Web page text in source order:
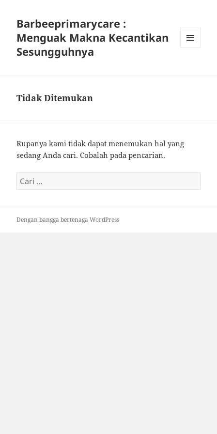
Barbeeprimarycare :
Menguak Makna Kecantikan
Sesungguhnya
Tidak Ditemukan
Rupanya kami tidak dapat menemukan hal yang
sedang Anda cari. Cobalah pada pencarian.
Cari
untuk:
Dengan bangga bertenaga WordPress